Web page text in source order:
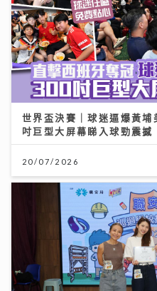
世界盃決賽｜球迷逼爆黃
吋巨型大屏幕睇入球勁震撼
20/07/2026